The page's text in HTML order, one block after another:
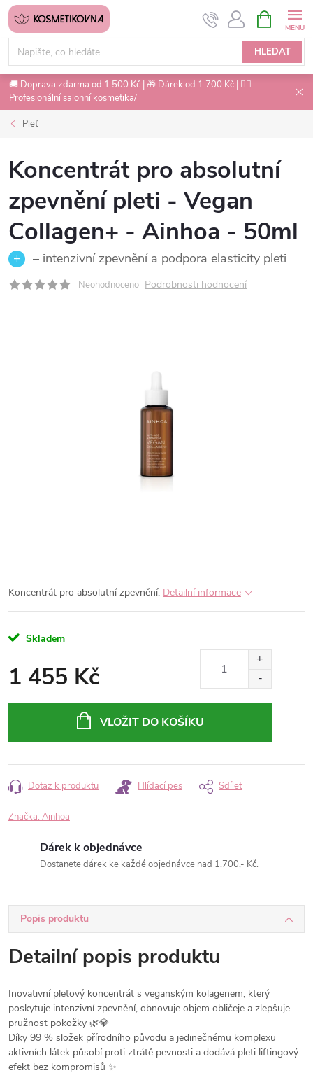
Přejít
obsah
HLEDAT
NÁKUPNÍ
KOŠÍK
🚚 Doprava zdarma od 1 500 Kč | 🎁 Dárek od 1 700 Kč | 💇‍♀️
Profesionální salonní kosmetika/
Pleť
Koncentrát pro absolutní
zpevnění pleti - Vegan
Collagen+ - Ainhoa - 50ml
– intenzivní zpevnění a podpora elasticity pleti
Neohodnoceno Podrobnosti hodnocení
Koncentrát pro absolutní zpevnění. Detailní informace
Skladem
1 455 Kč
VLOŽIT DO KOŠÍKU
Dotaz k produktu Hlídací pes Sdílet
Značka: Ainhoa
Dárek k objednávce
Dostanete dárek ke každé objednávce nad 1.700,- Kč.
Popis produktu
Detailní popis produktu
Inovativní pleťový koncentrát s veganským kolagenem, který
poskytuje intenzivní zpevnění, obnovuje objem obličeje a zlepšuje
pružnost pokožky 🌿💎
Díky 99 % složek přírodního původu a jedinečnému komplexu
aktivních látek působí proti ztrátě pevnosti a dodává pleti liftingový
efekt bez kompromisů ✨